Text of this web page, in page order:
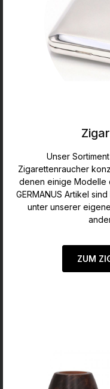
Unser
Zigarettenraucher
denen einige Modelle
GERMANUS Artikel
unter unserer
ZUM